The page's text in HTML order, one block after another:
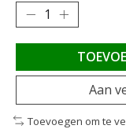
Aan
Toevoegen om te